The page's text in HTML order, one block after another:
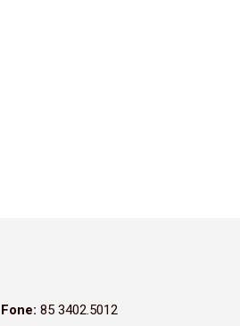
Fone: 85 3402.5012